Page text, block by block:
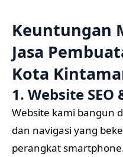
Keuntungan
Jasa
Kota
1. Website
Website kami bangun
dan navigasi yang
perangkat